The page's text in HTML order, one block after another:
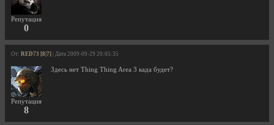
Репутация
0
От: RED73 [8|7] | Дата 2009-09-29 20:05:35
Репутация
8
Здесь нет Thing Thing Area 3 када будет?